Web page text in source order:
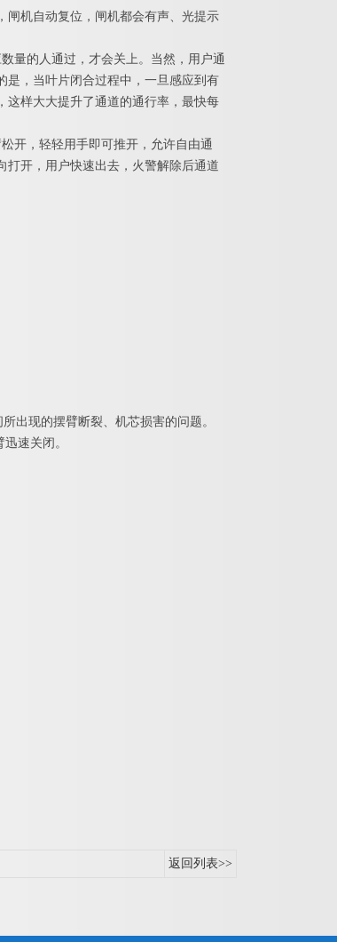
闸机自动复位，闸机都会有声、光提示
量的人通过，才会关上。当然，用户通
是，当叶片闭合过程中，一旦感应到有
这样大大提升了通道的通行率，最快每
开，轻轻用手即可推开，允许自由通
打开，用户快速出去，火警解除后通道
出现的摆臂断裂、机芯损害的问题。
速关闭。
返回列表>>